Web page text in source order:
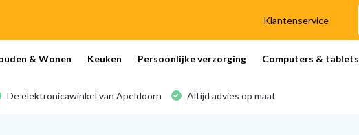
Klantenservice
& Wonen Keuken Persoonlijke verzorging Computers & tablets
De elektronicawinkel van Apeldoorn Altijd advies op maat